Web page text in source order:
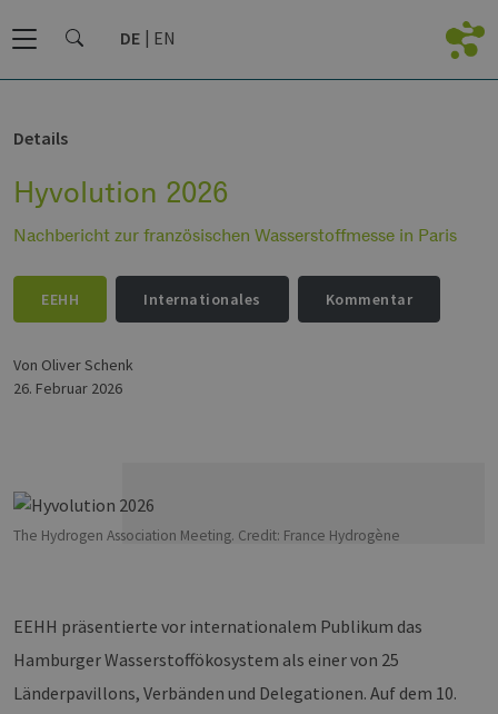
DE EN
Details
Hyvolution 2026
Nachbericht zur französischen Wasserstoffmesse in Paris
EEHH Internationales Kommentar
The Hydrogen Association Meeting. Credit: France Hydrogène
EEHH präsentierte vor internationalem Publikum das
Hamburger Wasserstoffökosystem als einer von 25
Länderpavillons, Verbänden und Delegationen. Auf dem 10.
von Oliver Schenk
26. Februar 2026